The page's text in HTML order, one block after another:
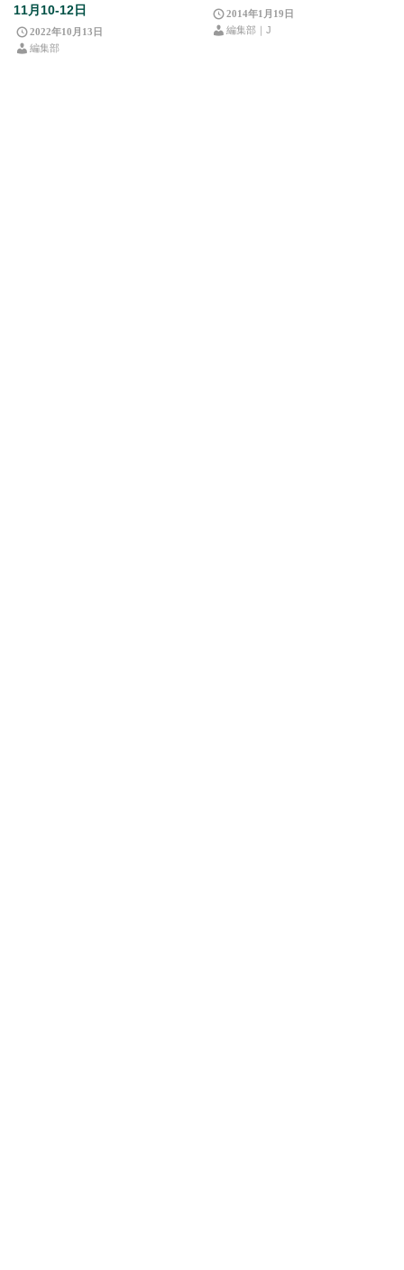
11月10-12日
2022年10月13日
編集部
2014年1月19日
編集部｜J